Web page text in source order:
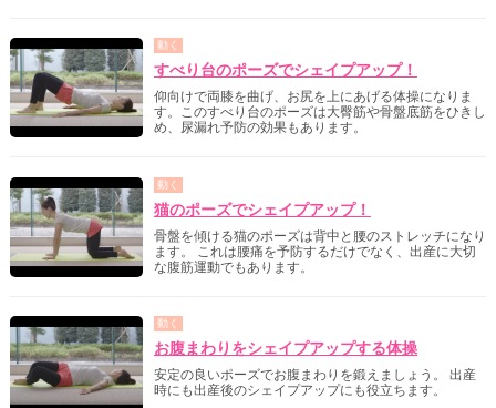
動く
すべり台のポーズでシェイプアップ！
仰向けで両膝を曲げ、お尻を上にあげる体操になりま
す。このすべり台のポーズは大臀筋や骨盤底筋をひきし
め、尿漏れ予防の効果もあります。
動く
猫のポーズでシェイプアップ！
骨盤を傾ける猫のポーズは背中と腰のストレッチになり
ます。 これは腰痛を予防するだけでなく、出産に大切
な腹筋運動でもあります。
動く
お腹まわりをシェイプアップする体操
安定の良いポーズでお腹まわりを鍛えましょう。 出産
時にも出産後のシェイプアップにも役立ちます。